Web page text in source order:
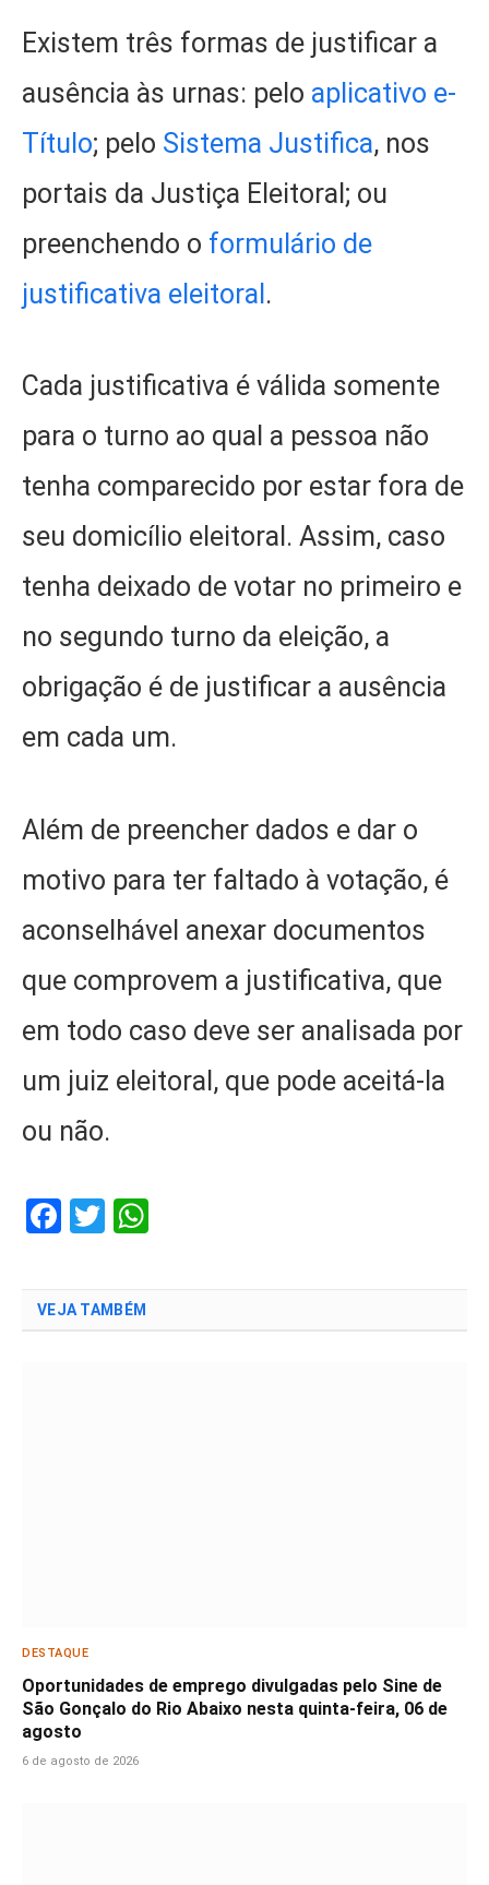
Existem três formas de justificar a
ausência às urnas: pelo aplicativo e-
Título; pelo Sistema Justifica, nos
portais da Justiça Eleitoral; ou
preenchendo o formulário de
justificativa eleitoral .
Cada justificativa é válida somente
para o turno ao qual a pessoa não
tenha comparecido por estar fora de
seu domicílio eleitoral. Assim, caso
tenha deixado de votar no primeiro e
no segundo turno da eleição, a
obrigação é de justificar a ausência
em cada um.
Além de preencher dados e dar o
motivo para ter faltado à votação, é
aconselhável anexar documentos
que comprovem a justificativa, que
em todo caso deve ser analisada por
um juiz eleitoral, que pode aceitá-la
ou não.
Facebook
Twitter
VEJA TAMBÉM
DESTAQUE
Oportunidades de emprego divulgadas pelo Sine de
São Gonçalo do Rio Abaixo nesta quinta-feira, 06 de
agosto
6 de agosto de 2026